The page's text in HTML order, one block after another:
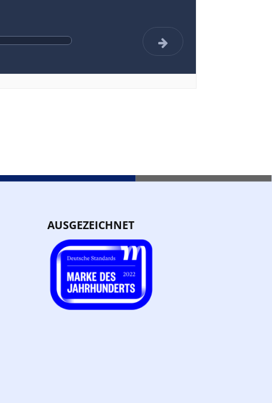
AUSGEZEICHNET